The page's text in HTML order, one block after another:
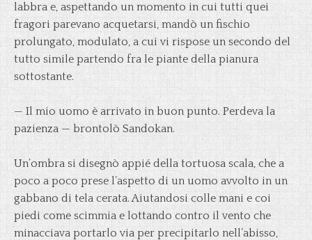
labbra e, aspettando un momento in cui tutti quei
fragori parevano acquetarsi, mandò un fischio
prolungato, modulato, a cui vi rispose un secondo del
tutto simile partendo fra le piante della pianura
sottostante.
— Il mio uomo è arrivato in buon punto. Perdeva la
pazienza — brontolò Sandokan.
Un’ombra si disegnò appié della tortuosa scala, che a
poco a poco prese l’aspetto di un uomo avvolto in un
gabbano di tela cerata. Aiutandosi colle mani e coi
piedi come scimmia e lottando contro il vento che
minacciava portarlo via per precipitarlo nell’abisso,